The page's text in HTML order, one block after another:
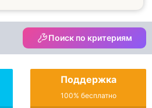
Поиск по критериям
Поддержка
100% бесплатно